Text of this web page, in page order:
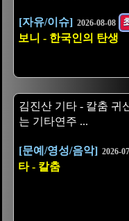
[자유/이슈] 2026-08-08
보니 - 한국인의 탄생
김진산 기타 - 칼춤 ​귀
는 기타연주 ...
[문예/영성/음악] 2026-
타 - 칼춤